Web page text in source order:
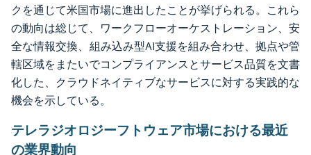
クを通じて米国市場に進出したことが挙げられる。これら
の動向は総じて、ワークフローオーケストレーション、安
全な情報交換、組み込み型AI支援を組み合わせ、拠点や管
轄区域をまたいでコンプライアンスとサービス品質を文書
化した、クラウドネイティブなサービスに対する実践的な
機会を示している。
テレラジオロジーフトウェア市場における最近
の業界動向